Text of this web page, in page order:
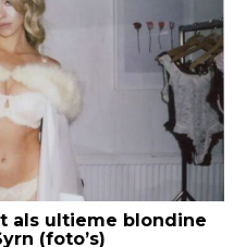
als ultieme blondine
(foto’s)